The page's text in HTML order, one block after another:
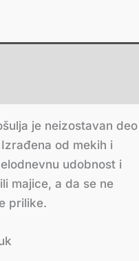
je neizostavan deo
od mekih i
udobnost i
majice, a da se ne
prilike.